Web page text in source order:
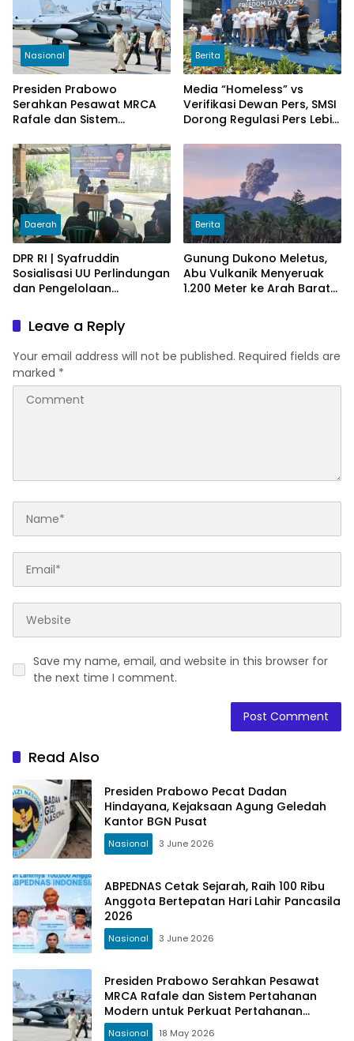
Nasional
Presiden Prabowo
Serahkan Pesawat MRCA
Rafale dan Sistem
Perkuat Pertahanan Udara
Nasional
Berita
Media “Homeless” vs
Verifikasi Dewan Pers, SMSI
Dorong Regulasi Pers Lebih
Daerah
DPR RI | Syafruddin
Sosialisasi UU Perlindungan
dan Pengelolaan
Berita
Gunung Dukono Meletus,
Abu Vulkanik Menyeruak
1.200 Meter ke Arah Barat
Leave a Reply
Your email address will not be published. Required fields are
marked *
Save my name, email, and website in this browser for
the next time I comment.
Read Also
Presiden Prabowo Pecat Dadan
Hindayana, Kejaksaan Agung Geledah
Kantor BGN Pusat
Nasional 3 June 2026
ABPEDNAS Cetak Sejarah, Raih 100 Ribu
Anggota Bertepatan Hari Lahir Pancasila
2026
Nasional 3 June 2026
Presiden Prabowo Serahkan Pesawat
MRCA Rafale dan Sistem Pertahanan
Modern untuk Perkuat Pertahanan
Udara Nasional
Nasional 18 May 2026